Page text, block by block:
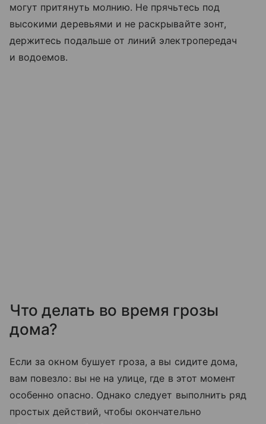
могут притянуть молнию. Не прячьтесь под
высокими деревьями и не раскрывайте зонт,
держитесь подальше от линий электропередач
и водоемов.
Что делать во время грозы
дома?
Если за окном бушует гроза, а вы сидите дома,
вам повезло: вы не на улице, где в этот момент
особенно опасно. Однако следует выполнить ряд
простых действий, чтобы окончательно